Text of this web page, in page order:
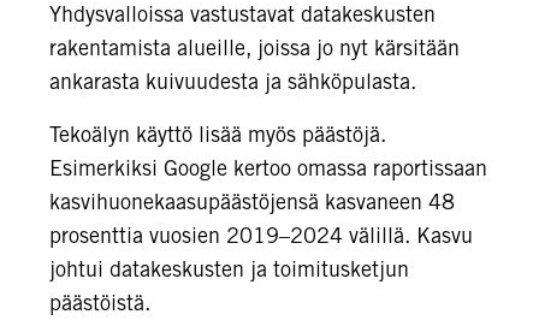
Yhdysvalloissa vastustavat datakeskusten
rakentamista alueille, joissa jo nyt kärsitään
ankarasta kuivuudesta ja sähköpulasta.
Tekoälyn käyttö lisää myös päästöjä.
Esimerkiksi Google kertoo omassa raportissaan
kasvihuonekaasupäästöjensä kasvaneen 48
prosenttia vuosien 2019–2024 välillä. Kasvu
johtui datakeskusten ja toimitusketjun
päästöistä.